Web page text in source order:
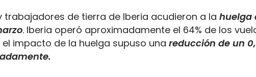
de tierra de Iberia acudieron a la huelga
. Iberia operó aproximadamente el 64% de los
impacto de la huelga supuso una reducción de un